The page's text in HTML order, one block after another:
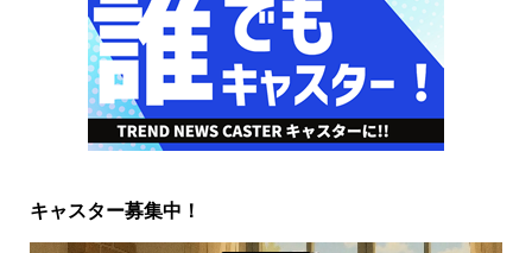
キャスター募集中！